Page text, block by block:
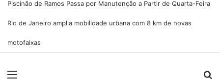
Piscinão de Ramos Passa por Manutenção a Partir de Quarta-Feira
Rio de Janeiro amplia mobilidade urbana com 8 km de novas
motofaixas
Menu